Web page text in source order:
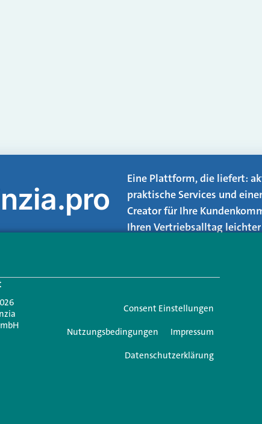
Eine Plattform, die liefert:
praktische Services und
Creator für Ihre
Ihren Vertriebsalltag
Kommentar
Consent Einstellungen
Nutzungsbedingungen
Impressum
Datenschutzerklärung